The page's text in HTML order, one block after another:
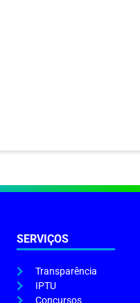
SERVIÇOS
Transparência
IPTU
Concursos